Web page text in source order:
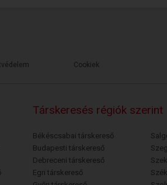
Cookiek
Társkeresés régiók szerint
Békéscsabai társkereső
Budapesti társkereső
Debreceni társkereső
Egri társkereső